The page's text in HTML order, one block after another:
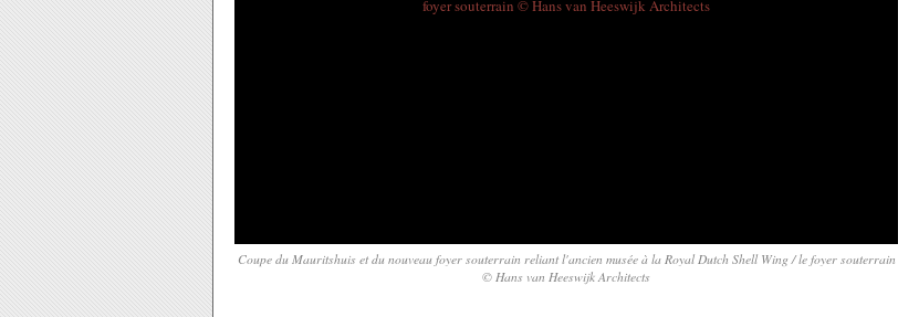
Coupe du Mauritshuis et du nouveau foyer souterrain reliant l'ancien musée à la Royal Dutch Shell Wing / le foyer souterrain
© Hans van Heeswijk Architects